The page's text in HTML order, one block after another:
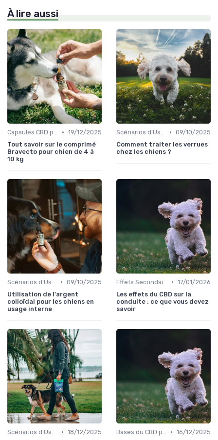
À lire aussi
Capsules CBD pour Chiens • 19/12/2025
Tout savoir sur le comprimé
Bravecto pour chien de 4 à
10 kg
Scénarios d'Usage du CBD chez le Chien • 09/10/2025
Comment traiter les verrues
chez les chiens ?
Scénarios d'Usage du CBD chez le Chien • 09/10/2025
Utilisation de l'argent
colloïdal pour les chiens en
usage interne
Effets Secondaires du CBD chez le Chien • 17/01/2026
Les effets du CBD sur la
conduite : ce que vous devez
savoir
Scénarios d'Usage du CBD chez le Chien • 18/12/2025
Bases du CBD pour Chiens • 16/12/2025